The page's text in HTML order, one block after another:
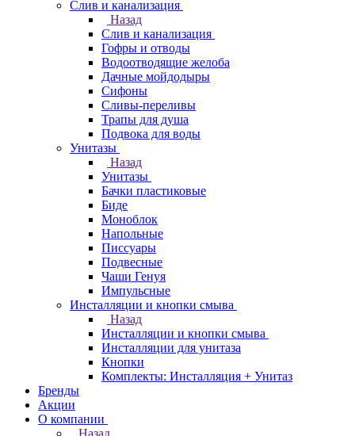
Слив и канализация
Назад
Слив и канализация
Гофры и отводы
Водоотводящие желоба
Дачные мойдодыры
Сифоны
Сливы-переливы
Трапы для душа
Подвока для воды
Унитазы
Назад
Унитазы
Бачки пластиковые
Биде
Моноблок
Напольные
Писсуары
Подвесные
Чаши Генуя
Импульсные
Инсталляции и кнопки смыва
Назад
Инсталляции и кнопки смыва
Инсталляции для унитаза
Кнопки
Комплекты: Инсталляция + Унитаз
Бренды
Акции
О компании
Назад